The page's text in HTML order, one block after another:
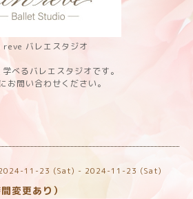
reve バレエスタジオ
べるバレエスタジオです。
お問い合わせください。
11-23 (Sat) - 2024-11-23 (Sat)
変更あり）